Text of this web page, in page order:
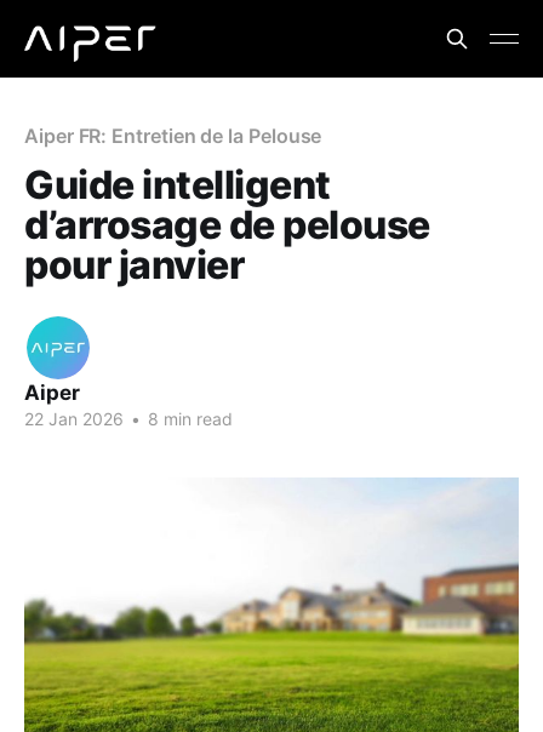
Aiper FR: Entretien de la Pelouse
Guide intelligent
d’arrosage de pelouse
pour janvier
Aiper
22 Jan 2026 • 8 min read